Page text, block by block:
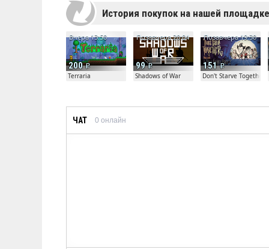
История покупок на нашей площадке
200
Вчера 13:50
Terraria
99
Позавчера 20:04
Shadows of War
151
Позавчера 19:30
Don't Starve Together
ЧАТ 0 онлайн